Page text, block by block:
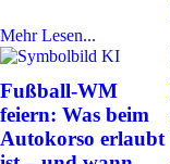
Mehr Lesen...
Fußball-WM
feiern: Was beim
Autokorso erlaubt